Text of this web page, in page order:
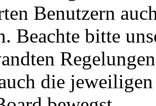
Benutzern
Beachte bitte
die